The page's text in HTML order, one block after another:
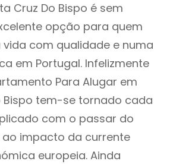
Cruz Do Bispo é sem
opção para quem
com qualidade e numa
em Portugal. Infelizmente
Para Alugar em
Bispo tem-se tornado cada
com o passar do
impacto da currente
europeia. Ainda